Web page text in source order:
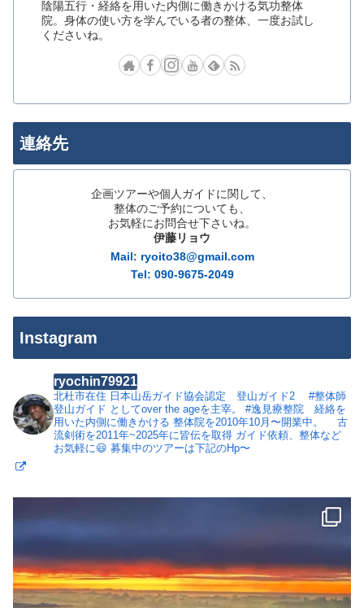
陰陽五行・経絡を用いた内側に働きかける気功整体
院。身体の使い方を学んでいる者の整体、一度お試し
くださいね。
連絡先
企画ツアーや個人ガイドに関して、
整体のご予約についても、
お気軽にお問合せ下さいね。
伊藤リョウ
Mail: ryoito38@gmail.com
Tel: 090-9675-2049
Instagram
ryochin79921
北杜市在住 日本山岳ガイド協会認定 登山ガイド2
#整体師
登山ガイド としてover the ageを主宰。
#逸見療整院 経絡を
用いた内側に働きかける 整体院を2010年10月〜開業中。
古
流剣術を2011年~2025年に皆伝を取得 ガイド依頼、整体など
お気軽に😃 募集中のツアーは下記のHp〜